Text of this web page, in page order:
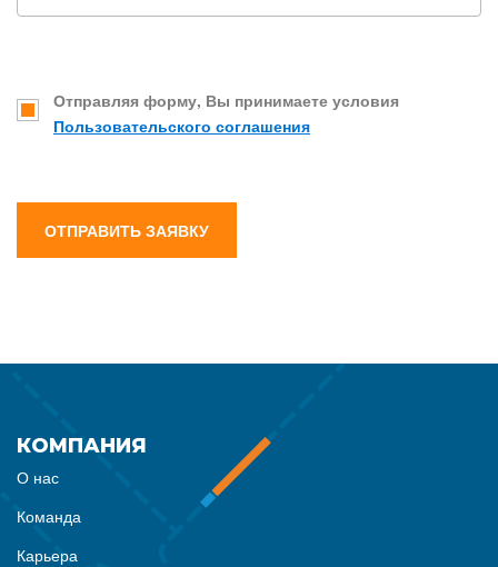
Отправляя форму, Вы принимаете условия
Пользовательского соглашения
ОТПРАВИТЬ ЗАЯВКУ
КОМПАНИЯ
О нас
Команда
Карьера